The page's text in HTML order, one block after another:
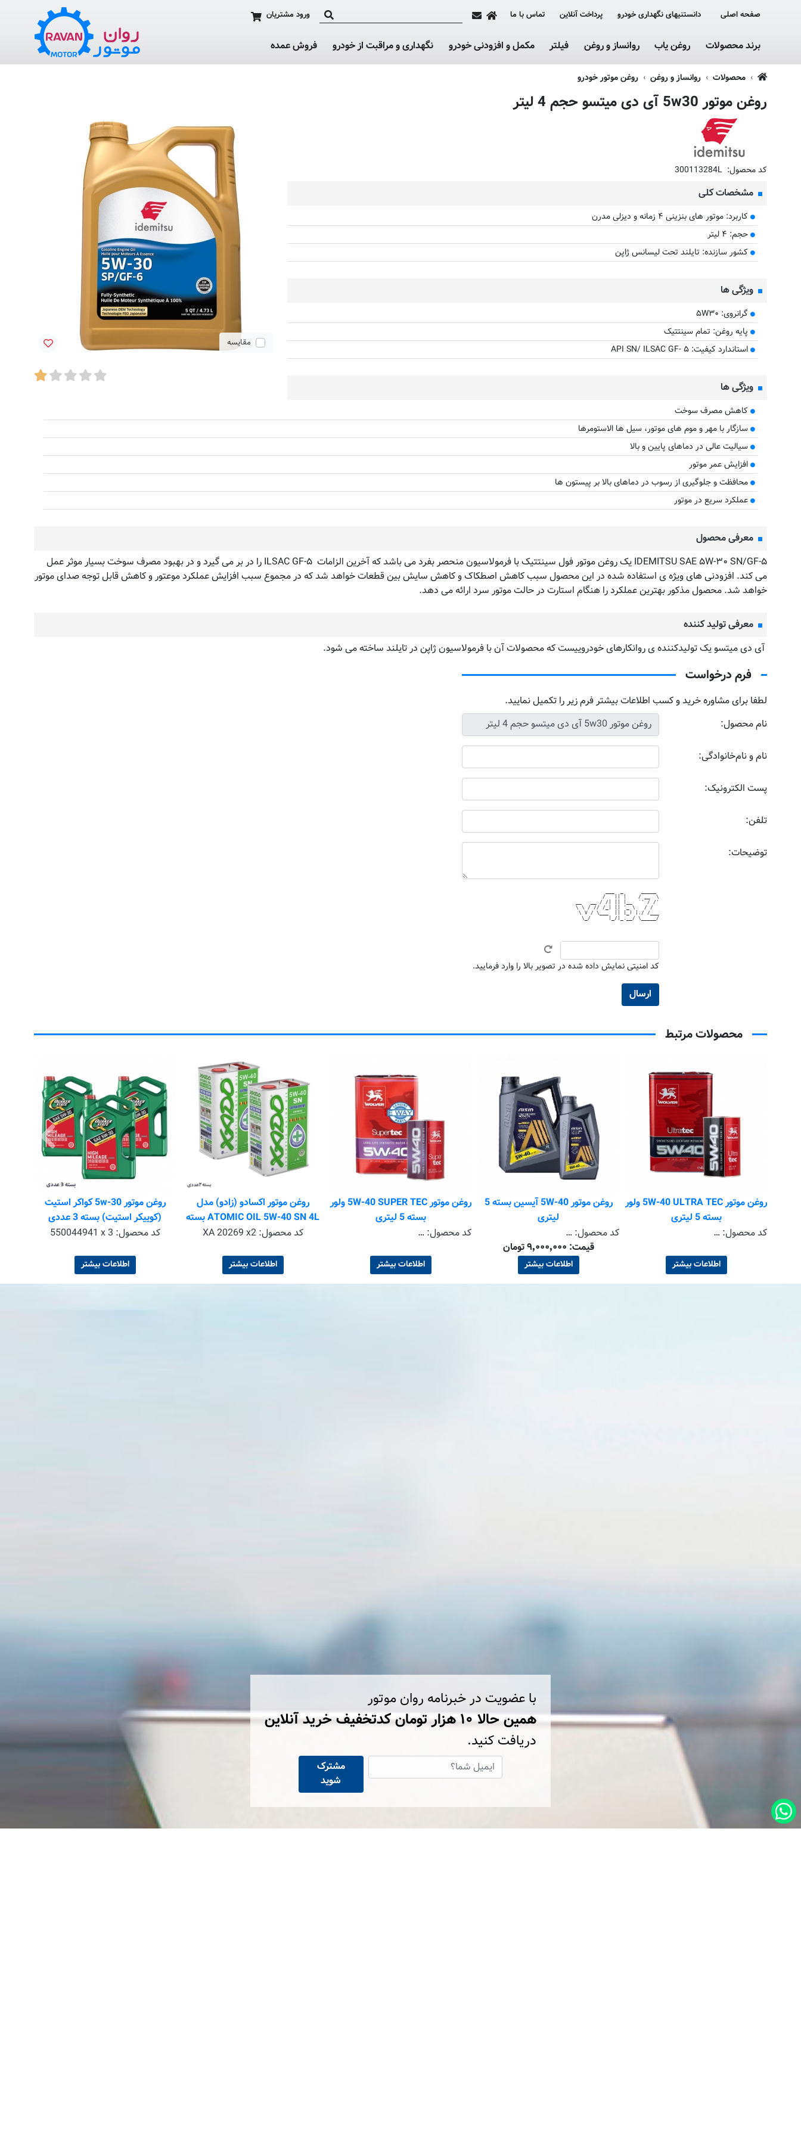
صفحه اصلی دانستنیهای نگهداری خودرو پرداخت آنلاین تماس با ما ورود مشتریان
برند محصولات روغن یاب روانساز و روغن فیلتر مکمل و افزودنی خودرو نگهداری و مراقبت از خودرو فروش عمده
محصولات روانساز و روغن روغن موتور خودرو
روغن موتور 5w30 آی دی میتسو حجم 4 لیتر
مقایسه
کد محصول: 300113284L
مشخصات کلی
کاربرد: موتور های بنزینی ۴ زمانه و دیزلی مدرن
حجم: ۴ لیتر
کشور سازنده: تایلند تحت لیسانس ژاپن
ویژگی ها
گرانروی: ۵W۳۰
پایه روغن: تمام سینتتیک
استاندارد کیفیت: API SN/ ILSAC GF- ۵
ویژگی ها
کاهش مصرف سوخت
سازگار با مهر و موم های موتور، سیل ها الاستومرها
سیالیت عالی در دماهای پایین و بالا
افزایش عمر موتور
محافظت و جلوگیری از رسوب در دماهای بالا بر پیستون ها
عملکرد سریع در موتور
معرفی محصول
IDEMITSU SAE ۵W-۳۰ SN/GF-۵ یک روغن موتور فول سینتتیک با فرمولاسیون منحصر بفرد می باشد که آخرین الزامات ILSAC GF-۵ را در بر می گیرد و در بهبود مصرف سوخت بسیار موثر عمل
می کند. افزودنی های ویژه ی استفاده شده در این محصول سبب کاهش اصطکاک و کاهش سایش بین قطعات خواهد شد که در مجموع سبب افزایش عملکرد موعتور و کاهش قابل توجه صدای موتور
خواهد شد. محصول مذکور بهترین عملکرد را هنگام استارت در حالت موتور سرد ارائه می دهد.
معرفی تولید کننده
آی دی میتسو یک تولیدکننده ی روانکارهای خودروییست که محصولات آن با فرمولاسیون ژاپن در تایلند ساخته می شود.
فرم درخواست
لطفا برای مشاوره خرید و کسب اطلاعات بیشتر فرم زیر را تکمیل نمایید.
نام محصول:
نام و نام‌خانوادگی:
پست الکترونیک:
تلفن:
توضیحات:
         /   || |    / __  \
__   __ / /| || |__  `' / /'
\ \ / // /_| || '_ \   / /
\ V / \___  || |_) |./ /___
  \_/      |_/|_.__/ \_____/
کد امنیتی نمایش داده شده در تصویر بالا را وارد فرمایید.
محصولات مرتبط
روغن موتور 5W-40 ULTRA TEC ولور
بسته 5 لیتری
کد محصول:
WEUT0541S + WEUT0544S
اطلاعات بیشتر
روغن موتور 5W-40 آیسین بسته 5
لیتری
کد محصول:
ESFP0544PB + ESFN0541P
قیمت: ۹٬۰۰۰٬۰۰۰ تومان
اطلاعات بیشتر
روغن موتور 5W-40 SUPER TEC ولور
بسته 5 لیتری
کد محصول:
WEST0544S + WEST0541S
اطلاعات بیشتر
روغن موتور اکسادو (زادو) مدل
ATOMIC OIL 5W-40 SN 4L بسته
دو عددیکد محصول:XA 20269 x2
اطلاعات بیشتر
روغن موتور 5w-30 کواکر استیت
(کوییکر استیت) بسته 3 عددی
کد محصول: 550044941 x 3
اطلاعات بیشتر
با عضویت در خبرنامه روان موتور
همین حالا ۱۰ هزار تومان کد‌تخفیف خرید آنلاین
دریافت کنید.
مشترک
شوید